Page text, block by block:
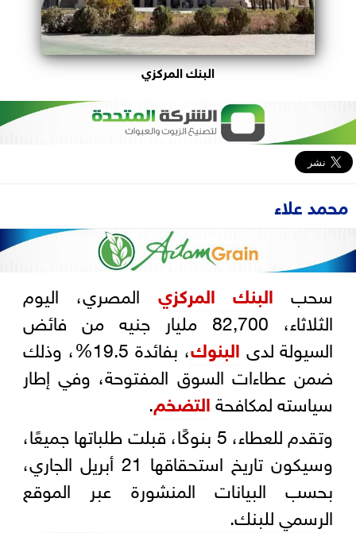
البنك المركزي
محمد علاء
سحب البنك المركزي المصري، اليوم
الثلاثاء، 82,700 مليار جنيه من فائض
السيولة لدى البنوك
، بفائدة 19.5%، وذلك
ضمن عطاءات السوق المفتوحة، وفي إطار
سياسته لمكافحةالتضخم.
وتقدم للعطاء، 5 بنوكًا، قبلت طلباتها جميعًا،
وسيكون تاريخ استحقاقها 21 أبريل الجاري،
بحسب البيانات المنشورة عبر الموقع
الرسمي للبنك.